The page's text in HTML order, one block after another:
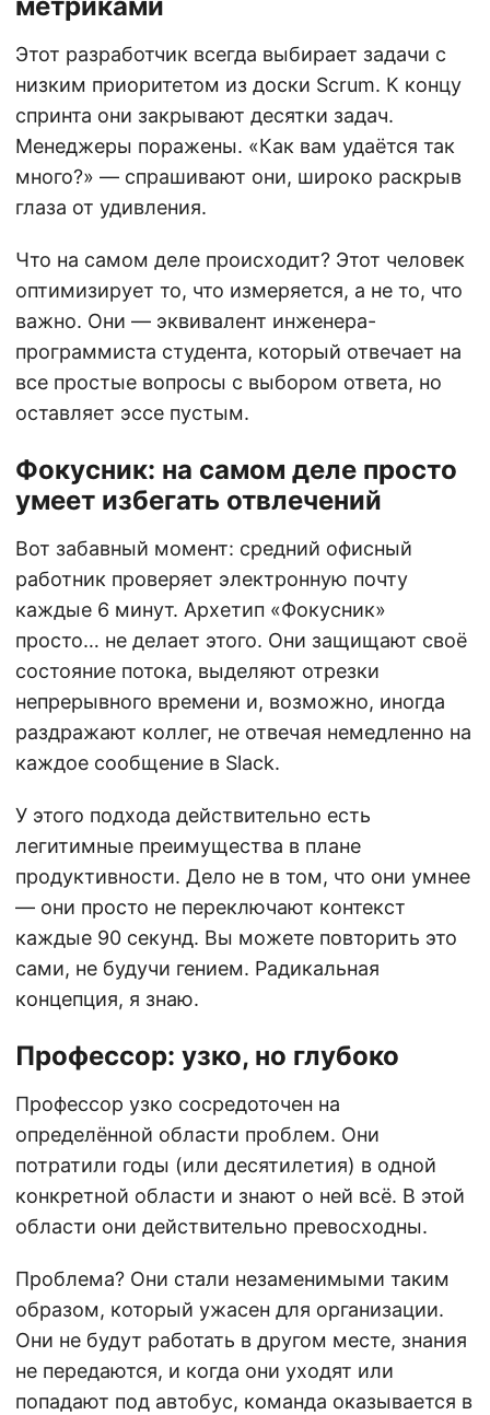
метриками
Этот разработчик всегда выбирает задачи с
низким приоритетом из доски Scrum. К концу
спринта они закрывают десятки задач.
Менеджеры поражены. «Как вам удаётся так
много?» — спрашивают они, широко раскрыв
глаза от удивления.
Что на самом деле происходит? Этот человек
оптимизирует то, что измеряется, а не то, что
важно. Они — эквивалент инженера-
программиста студента, который отвечает на
все простые вопросы с выбором ответа, но
оставляет эссе пустым.
Фокусник: на самом деле просто
умеет избегать отвлечений
Вот забавный момент: средний офисный
работник проверяет электронную почту
каждые 6 минут. Архетип «Фокусник»
просто… не делает этого. Они защищают своё
состояние потока, выделяют отрезки
непрерывного времени и, возможно, иногда
раздражают коллег, не отвечая немедленно на
каждое сообщение в Slack.
У этого подхода действительно есть
легитимные преимущества в плане
продуктивности. Дело не в том, что они умнее
— они просто не переключают контекст
каждые 90 секунд. Вы можете повторить это
сами, не будучи гением. Радикальная
концепция, я знаю.
Профессор: узко, но глубоко
Профессор узко сосредоточен на
определённой области проблем. Они
потратили годы (или десятилетия) в одной
конкретной области и знают о ней всё. В этой
области они действительно превосходны.
Проблема? Они стали незаменимыми таким
образом, который ужасен для организации.
Они не будут работать в другом месте, знания
не передаются, и когда они уходят или
попадают под автобус, команда оказывается в